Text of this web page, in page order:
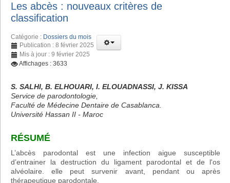
Les abcès : nouveaux critères de
classification
Catégorie : Dossiers du mois
Publication : 8 février 2025
Mis à jour : 9 février 2025
Affichages : 3633
S. SALHI, B. ELHOUARI, I. ELOUADNASSI, J. KISSA
Service de parodontologie,
Faculté de Médecine Dentaire de Casablanca.
Université Hassan II - Maroc
RÉSUMÉ
L’abcès parodontal est une infection aigue susceptible
d’entrainer la destruction du ligament parodontal et de l'os
alvéolaire. elle peut survenir avant, pendant ou après
thérapeutique parodontale.